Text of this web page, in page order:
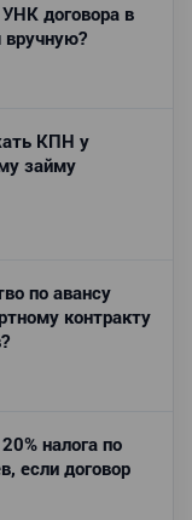
договора в
КПН у
займу
по авансу
контракту
налога по
если договор